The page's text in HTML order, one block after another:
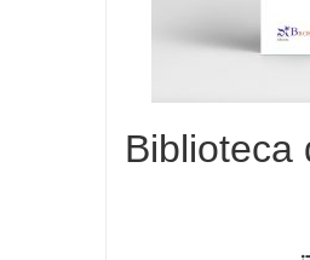
Biblioteca